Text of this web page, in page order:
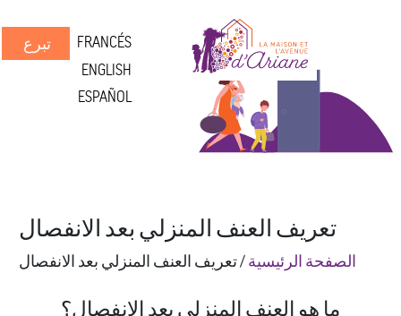
FRANCÉS
ENGLISH
ESPAÑOL
تبرع
تعريف العنف المنزلي بعد الانفصال
الصفحة الرئيسية/تعريف العنف المنزلي بعد الانفصال
ما هو العنف المنزلي بعد الانفصال؟